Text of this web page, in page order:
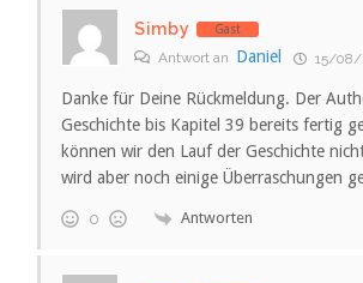
Simby Gast
Antwort an Daniel 15/08/
Danke für Deine Rückmeldung. Der
Geschichte bis Kapitel 39 bereits fertig
können wir den Lauf der Geschichte
wird aber noch einige Überraschungen
0 Antworten